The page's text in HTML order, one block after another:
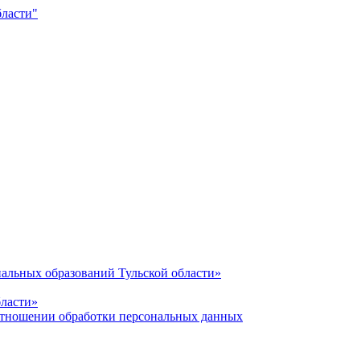
образований Тульской области»
обработки персональных данных